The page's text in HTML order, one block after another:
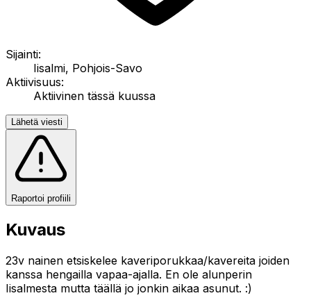
Sijainti:
Iisalmi, Pohjois-Savo
Aktiivisuus:
Aktiivinen tässä kuussa
Lähetä viesti
Raportoi profiili
Kuvaus
23v nainen etsiskelee kaveriporukkaa/kavereita joiden
kanssa hengailla vapaa-ajalla. En ole alunperin
Iisalmesta mutta täällä jo jonkin aikaa asunut. :)